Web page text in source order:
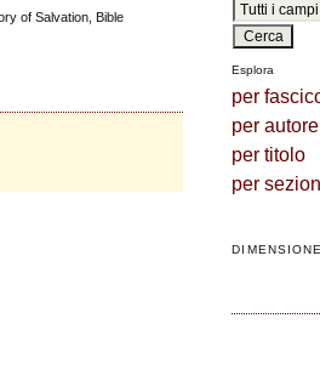
Esplora
per
per autore
per titolo
per
of Salvation, Bible